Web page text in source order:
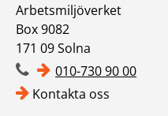
Arbetsmiljöverket
Box 9082
171 09 Solna
010-730 90 00
Kontakta oss